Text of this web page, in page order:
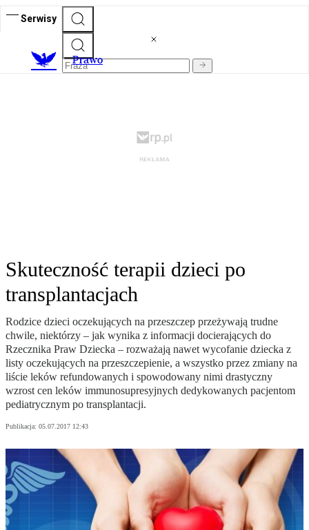
Serwisy
Prawo
Skuteczność terapii dzieci po
transplantacjach
Rodzice dzieci oczekujących na przeszczep przeżywają trudne
chwile, niektórzy – jak wynika z informacji docierających do
Rzecznika Praw Dziecka – rozważają nawet wycofanie dziecka z
listy oczekujących na przeszczepienie, a wszystko przez zmiany na
liście leków refundowanych i spowodowany nimi drastyczny
wzrost cen leków immunosupresyjnych dedykowanych pacjentom
pediatrycznym po transplantacji.
Publikacja: 05.07.2017 12:43